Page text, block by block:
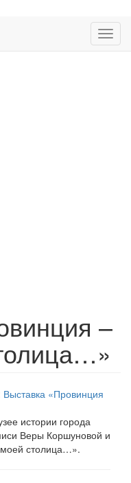
–
истории города
Веры Коршуновой и
столица…».